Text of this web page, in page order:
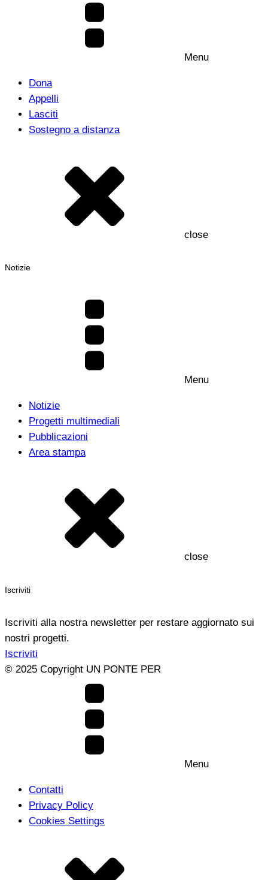
Menu
Dona
Appelli
Lasciti
Sostegno a distanza
close
Notizie
Menu
Notizie
Progetti multimediali
Pubblicazioni
Area stampa
close
Iscriviti
Iscriviti alla nostra newsletter per restare aggiornato sui
nostri progetti.
Iscriviti
© 2025 Copyright UN PONTE PER
Menu
Contatti
Privacy Policy
Cookies Settings